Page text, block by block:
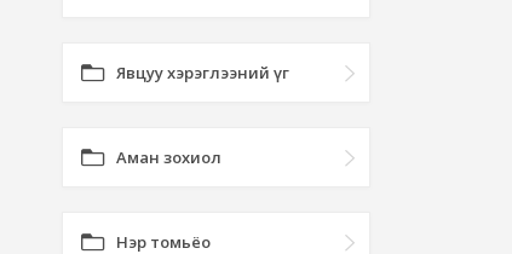
Явцуу хэрэглээний үг
Аман зохиол
Нэр томьёо